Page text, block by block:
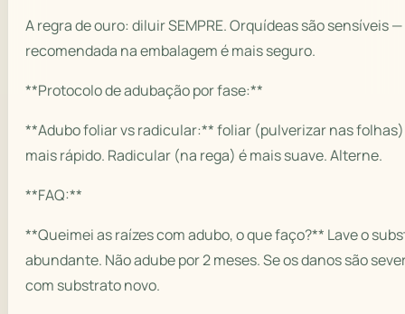
A regra de ouro: diluir SEMPRE. Orquídeas são sensíveis
recomendada na embalagem é mais seguro.
**Protocolo de adubação por fase:**
**Adubo foliar vs radicular:** foliar (pulverizar nas
mais rápido. Radicular (na rega) é mais suave. Alterne.
**FAQ:**
**Queimei as raízes com adubo, o que faço?** Lave o
abundante. Não adube por 2 meses. Se os danos são
com substrato novo.